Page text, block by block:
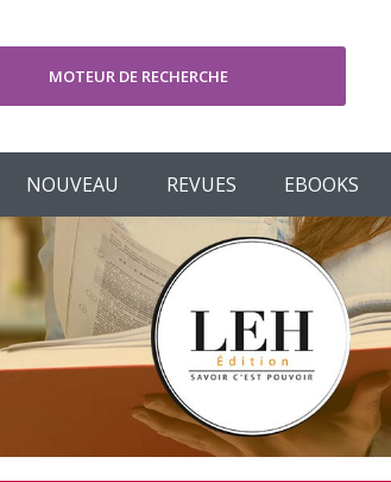
MOTEUR DE RECHERCHE
NOUVEAU REVUES EBOOKS